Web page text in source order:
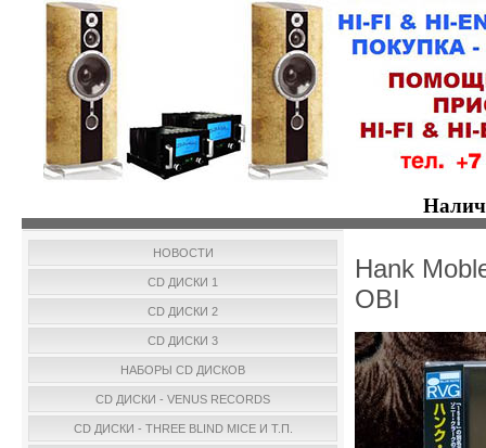
НОВОСТИ
CD ДИСКИ 1
CD ДИСКИ 2
CD ДИСКИ 3
НАБОРЫ CD ДИСКОВ
CD ДИСКИ - VENUS RECORDS
CD ДИСКИ - THREE BLIND MICE И Т.П.
Hank
OBI